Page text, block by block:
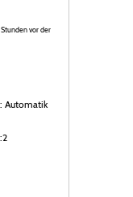
Stunden vor der
: Automatik
:2